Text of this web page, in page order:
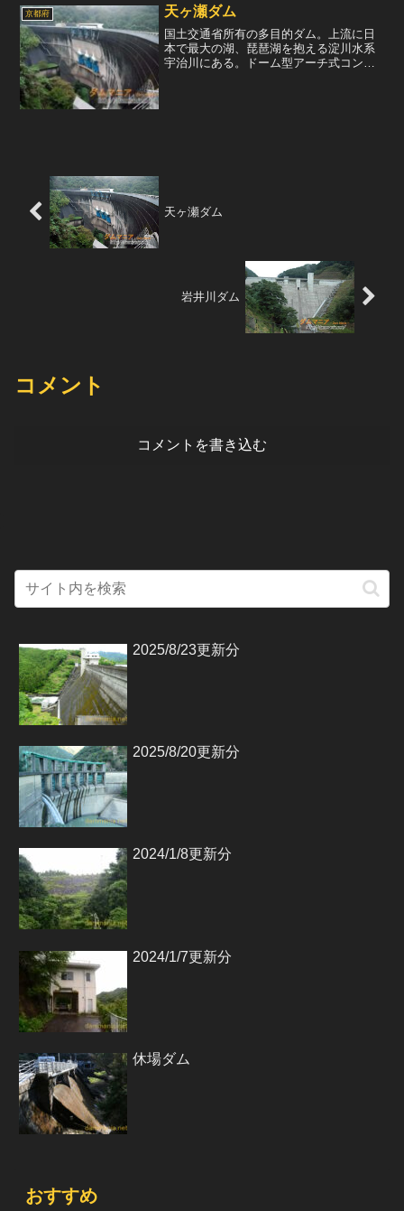
京都府 天ヶ瀬ダム
国土交通省所有の多目的ダム。上流に日
本で最大の湖、琵琶湖を抱える淀川水系
宇治川にある。ドーム型アーチ式コンク
天ヶ瀬ダム
岩井川ダム
コメント
コメントを書き込む
2025/8/23更新分
2025/8/20更新分
2024/1/8更新分
2024/1/7更新分
休場ダム
おすすめ